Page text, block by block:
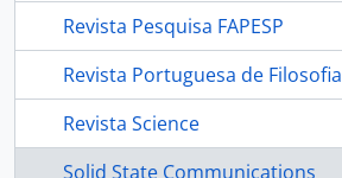
Revista Pesquisa FAPESP
Revista Portuguesa de Filosofia
Revista Science
Solid State Communications